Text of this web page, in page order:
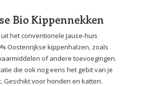
Bio Kippennekken
het conventionele Jause-huis
Oostenrijkse kippenhalzen, zoals
of andere toevoegingen.
die ook nog eens het gebit van je
Geschikt voor honden en katten.